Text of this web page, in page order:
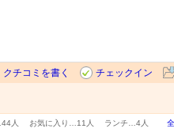
クチコミを書く
チェックイン
44人 お気に入り… 11人 ランチ… 4人